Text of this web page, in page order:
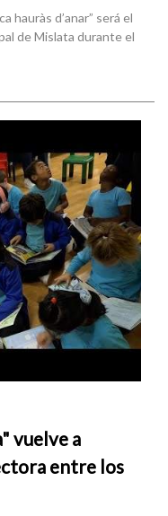
hauràs d’anar” será el
de Mislata durante el
vuelve a
entre los